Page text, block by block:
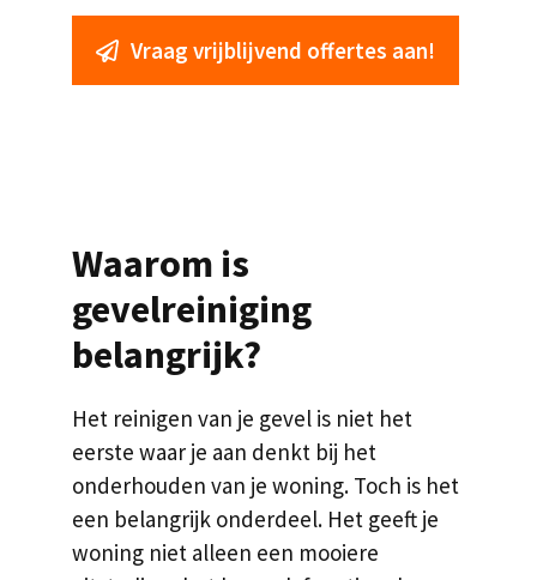
Vraag vrijblijvend offertes aan!
Waarom is
gevelreiniging
belangrijk?
Het reinigen van je gevel is niet het
eerste waar je aan denkt bij het
onderhouden van je woning. Toch is het
een belangrijk onderdeel. Het geeft je
woning niet alleen een mooiere